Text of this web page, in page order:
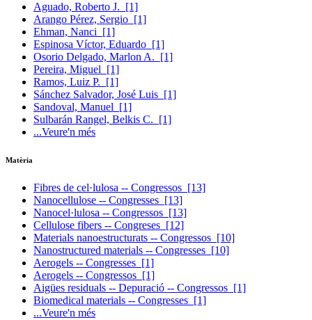
Aguado, Roberto J. [1]
Arango Pérez, Sergio [1]
Ehman, Nanci [1]
Espinosa Víctor, Eduardo [1]
Osorio Delgado, Marlon A. [1]
Pereira, Miguel [1]
Ramos, Luiz P. [1]
Sánchez Salvador, José Luis [1]
Sandoval, Manuel [1]
Sulbarán Rangel, Belkis C. [1]
...Veure'n més
Matèria
Fibres de cel·lulosa -- Congressos [13]
Nanocellulose -- Congresses [13]
Nanocel·lulosa -- Congressos [13]
Cellulose fibers -- Congreses [12]
Materials nanoestructurats -- Congressos [10]
Nanostructured materials -- Congresses [10]
Aerogels -- Congresses [1]
Aerogels -- Congressos [1]
Aigües residuals -- Depuració -- Congressos [1]
Biomedical materials -- Congresses [1]
...Veure'n més